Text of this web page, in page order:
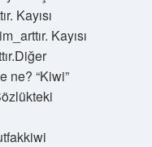
Kayısı
Kayısı
ne? “Kiwi”